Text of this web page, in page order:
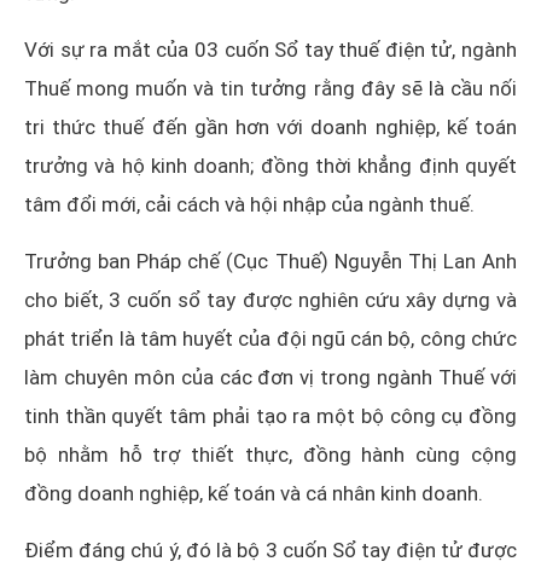
Với sự ra mắt của 03 cuốn Sổ tay thuế điện tử, ngành
Thuế mong muốn và tin tưởng rằng đây sẽ là cầu nối
tri thức thuế đến gần hơn với doanh nghiệp, kế toán
trưởng và hộ kinh doanh; đồng thời khẳng định quyết
tâm đổi mới, cải cách và hội nhập của ngành thuế.
Trưởng ban Pháp chế (Cục Thuế) Nguyễn Thị Lan Anh
cho biết, 3 cuốn sổ tay được nghiên cứu xây dựng và
phát triển là tâm huyết của đội ngũ cán bộ, công chức
làm chuyên môn của các đơn vị trong ngành Thuế với
tinh thần quyết tâm phải tạo ra một bộ công cụ đồng
bộ nhằm hỗ trợ thiết thực, đồng hành cùng cộng
đồng doanh nghiệp, kế toán và cá nhân kinh doanh.
Điểm đáng chú ý, đó là bộ 3 cuốn Sổ tay điện tử được